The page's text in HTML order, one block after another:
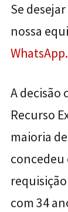
Se
nossa
WhatsApp.
A decisão
Recurso
maioria
concedeu
com 34